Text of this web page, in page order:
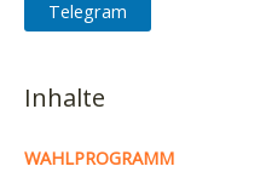
Telegram
Inhalte
WAHLPROGRAMM